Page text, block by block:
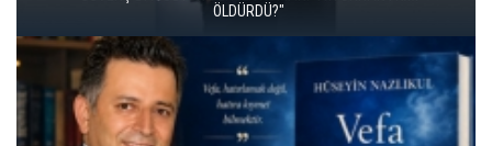
İKİ KİTAP VE BİTMEYEN BİR ENERJİ